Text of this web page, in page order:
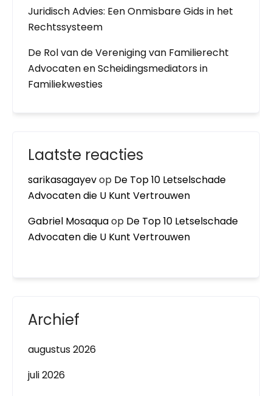
Juridisch Advies: Een Onmisbare Gids in het
Rechtssysteem
De Rol van de Vereniging van Familierecht
Advocaten en Scheidingsmediators in
Familiekwesties
Laatste reacties
sarikasagayevop De Top 10 Letselschade
Advocaten die U Kunt Vertrouwen
Gabriel Mosaquaop De Top 10 Letselschade
Advocaten die U Kunt Vertrouwen
Archief
augustus 2026
juli 2026